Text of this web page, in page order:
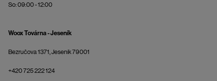
So: 09:00 - 12:00
Woox Továrna - Jeseník
Bezručova 1371, Jeseník 79001
+420 725 222 124